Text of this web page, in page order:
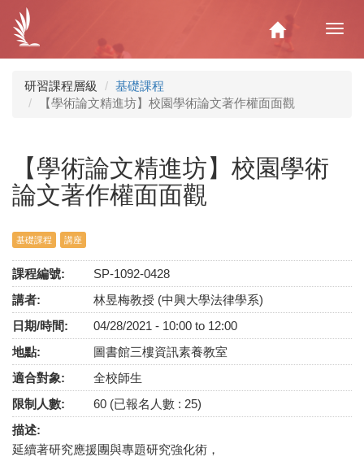
內
Home
研習課程層級
基礎課程
【學術論文精進坊】校園學術論文著作權面面觀
【學術論文精進坊】校園學術
論文著作權面面觀
基礎課程 講座
課程編號:
SP-1092-0428
講者:
林昱梅教授 (中興大學法律學系)
日期/時間:
04/28/2021 - 10:00 to 12:00
地點:
圖書館三樓資訊素養教室
適合對象:
全校師生
限制人數:
60 (已報名人數 : 25)
描述:
延續著研究應援團與專題研究強化術，